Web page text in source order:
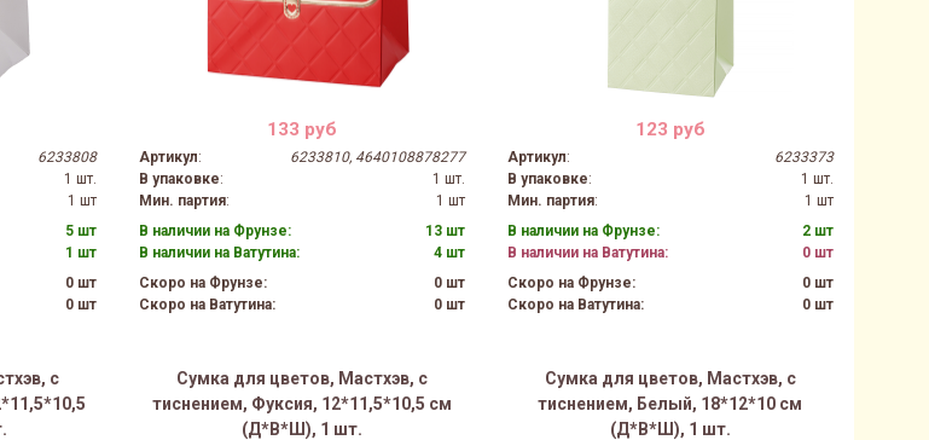
6233808
1 шт.
1 шт
5 шт
1 шт
0 шт
0 шт
133 руб
Артикул:
6233810, 4640108878277
В упаковке:
1 шт.
Мин. партия:
1 шт
В наличии на Фрунзе:
13 шт
В наличии на Ватутина:
4 шт
Скоро на Фрунзе:
0 шт
Скоро на Ватутина:
0 шт
123 руб
Артикул:
6233373
В упаковке:
1 шт.
Мин. партия:
1 шт
В наличии на Фрунзе:
2 шт
В наличии на Ватутина:
0 шт
Скоро на Фрунзе:
0 шт
Скоро на Ватутина:
0 шт
с
Сумка для цветов, Мастхэв, с
тиснением, Фуксия, 12*11,5*10,5 см
(Д*В*Ш), 1 шт.
Сумка для цветов, Мастхэв, с
тиснением, Белый, 18*12*10 см
(Д*В*Ш), 1 шт.